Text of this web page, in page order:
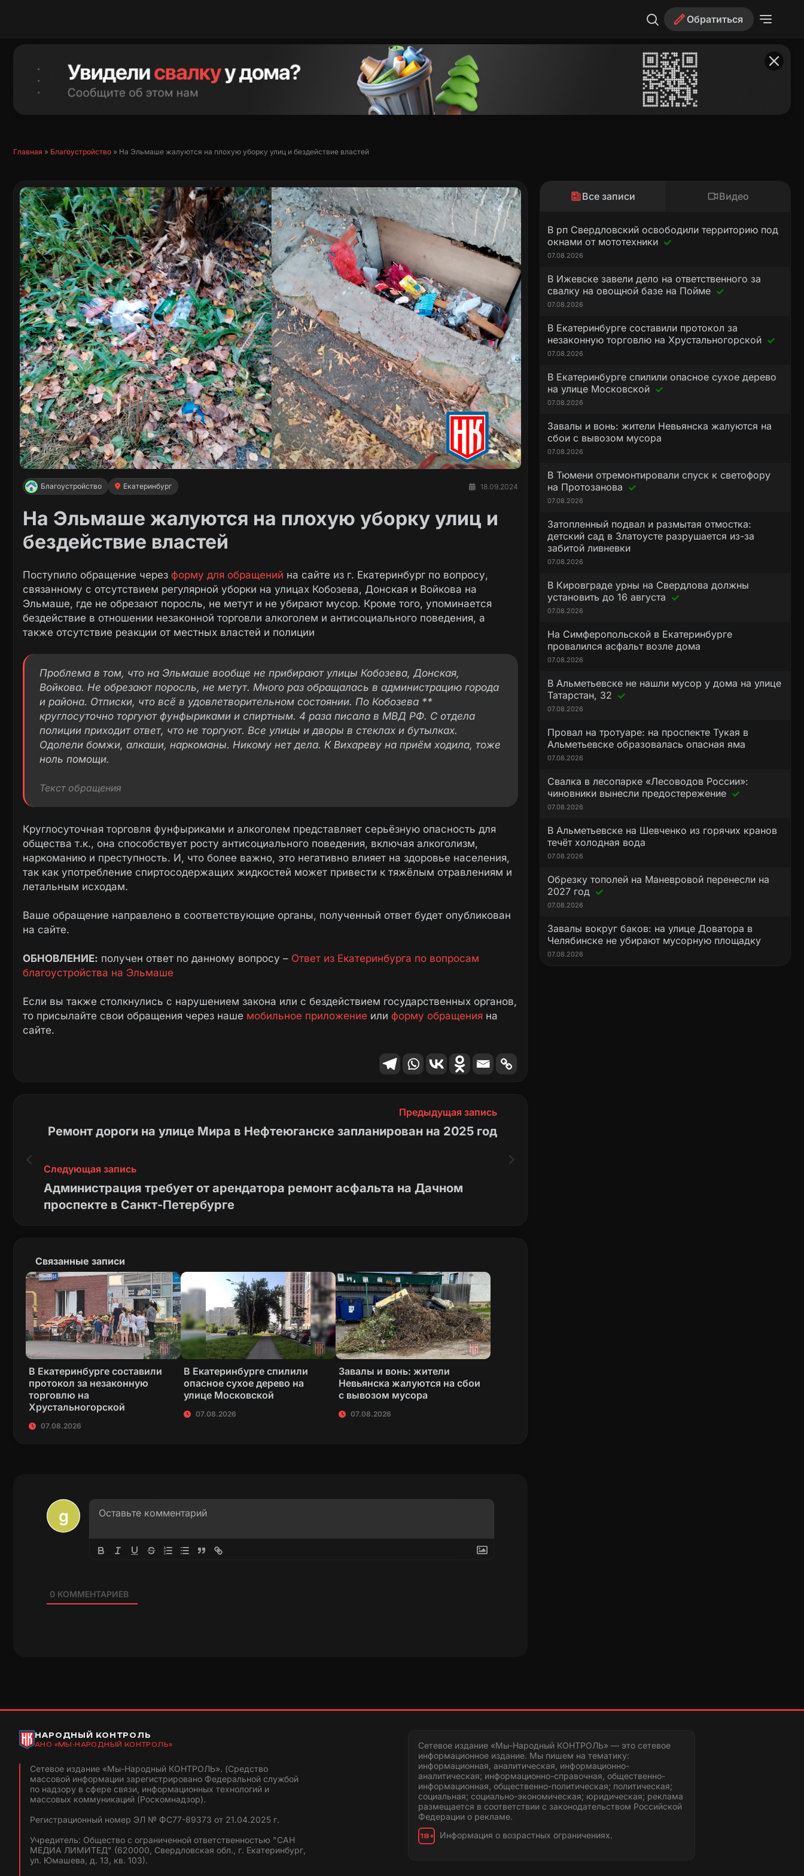
Обратиться
Главная » Благоустройство » На Эльмаше жалуются на плохую уборку улиц и бездействие властей
Благоустройство Екатеринбург 18.09.2024
На Эльмаше жалуются на плохую уборку улиц и
бездействие властей
Поступило обращение через форму для обращений на сайте из г. Екатеринбург по вопросу,
связанному с отсутствием регулярной уборки на улицах Кобозева, Донская и Войкова на
Эльмаше, где не обрезают поросль, не метут и не убирают мусор. Кроме того, упоминается
бездействие в отношении незаконной торговли алкоголем и антисоциального поведения, а
также отсутствие реакции от местных властей и полиции
Проблема в том, что на Эльмаше вообще не прибирают улицы Кобозева, Донская,
Войкова. Не обрезают поросль, не метут. Много раз обращалась в администрацию города
и района. Отписки, что всё в удовлетворительном состоянии. По Кобозева **
круглосуточно торгуют фунфыриками и спиртным. 4 раза писала в МВД РФ. С отдела
полиции приходит ответ, что не торгуют. Все улицы и дворы в стеклах и бутылках.
Одолели бомжи, алкаши, наркоманы. Никому нет дела. К Вихареву на приём ходила, тоже
ноль помощи.
Текст обращения
Круглосуточная торговля фунфыриками и алкоголем представляет серьёзную опасность для
общества т.к., она способствует росту антисоциального поведения, включая алкоголизм,
наркоманию и преступность. И, что более важно, это негативно влияет на здоровье населения,
так как употребление спиртосодержащих жидкостей может привести к тяжёлым отравлениям и
летальным исходам.
Ваше обращение направлено в соответствующие органы, полученный ответ будет опубликован
на сайте.
ОБНОВЛЕНИЕ: получен ответ по данному вопросу – Ответ из Екатеринбурга по вопросам
благоустройства на Эльмаше
Если вы также столкнулись с нарушением закона или с бездействием государственных органов,
то присылайте свои обращения через наше мобильное приложение или форму обращения на
сайте.
Предыдущая запись
Ремонт дороги на улице Мира в Нефтеюганске запланирован на 2025 год
Следующая запись
Администрация требует от арендатора ремонт асфальта на Дачном
проспекте в Санкт-Петербурге
Связанные записи
В Екатеринбурге составили
протокол за незаконную
торговлю на
Хрустальногорской
07.08.2026
В Екатеринбурге спилили
опасное сухое дерево на
улице Московской
07.08.2026
Завалы и вонь: жители
Невьянска жалуются на сбои
с вывозом мусора
07.08.2026
0КОММЕНТАРИЕВ
Все записи Видео
В рп Свердловский освободили территорию под
окнами от мототехники
07.08.2026
В Ижевске завели дело на ответственного за
свалку на овощной базе на Пойме
07.08.2026
В Екатеринбурге составили протокол за
незаконную торговлю на Хрустальногорской
07.08.2026
В Екатеринбурге спилили опасное сухое дерево
на улице Московской
07.08.2026
Завалы и вонь: жители Невьянска жалуются на
сбои с вывозом мусора
07.08.2026
В Тюмени отремонтировали спуск к светофору
на Протозанова
07.08.2026
Затопленный подвал и размытая отмостка:
детский сад в Златоусте разрушается из-за
забитой ливневки
07.08.2026
В Кировграде урны на Свердлова должны
установить до 16 августа
07.08.2026
На Симферопольской в Екатеринбурге
провалился асфальт возле дома
07.08.2026
В Альметьевске не нашли мусор у дома на улице
Татарстан, 32
07.08.2026
Провал на тротуаре: на проспекте Тукая в
Альметьевске образовалась опасная яма
07.08.2026
Свалка в лесопарке «Лесоводов России»:
чиновники вынесли предостережение
07.08.2026
В Альметьевске на Шевченко из горячих кранов
течёт холодная вода
07.08.2026
Обрезку тополей на Маневровой перенесли на
2027 год
07.08.2026
Завалы вокруг баков: на улице Доватора в
Челябинске не убирают мусорную площадку
07.08.2026
НАРОДНЫЙ КОНТРОЛЬ
АНО «МЫ-НАРОДНЫЙ КОНТРОЛЬ»
Сетевое издание «Мы-Народный КОНТРОЛЬ». (Средство
массовой информации зарегистрировано Федеральной службой
по надзору в сфере связи, информационных технологий и
массовых коммуникаций (Роскомнадзор).
Регистрационный номер ЭЛ № ФС77-89373 от 21.04.2025 г.
Учредитель: Общество с ограниченной ответственностью "САН
МЕДИА ЛИМИТЕД" (620000, Свердловская обл., г. Екатеринбург,
ул. Юмашева, д. 13, кв. 103).
Сетевое издание «Мы-Народный КОНТРОЛЬ» — это сетевое
информационное издание. Мы пишем на тематику:
информационная, аналитическая, информационно-
аналитическая; информационно-справочная, общественно-
информационная, общественно-политическая; политическая;
социальная; социально-экономическая; юридическая; реклама
размещается в соответствии с законодательством Российской
Федерации о рекламе.
18+ Информация о возрастных ограничениях.